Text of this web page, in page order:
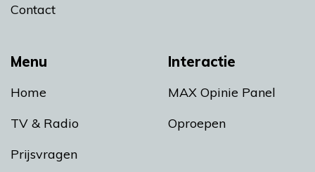
Menu
Home
TV & Radio
Prijsvragen
Interactie
MAX Opinie Panel
Oproepen
Contact